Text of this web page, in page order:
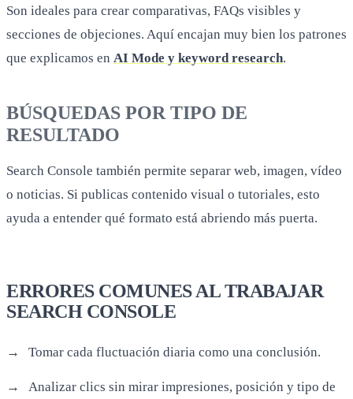
Son ideales para crear comparativas, FAQs visibles y
secciones de objeciones. Aquí encajan muy bien los patrones
que explicamos en AI Mode y keyword research.
BÚSQUEDAS POR TIPO DE
RESULTADO
Search Console también permite separar web, imagen, vídeo
o noticias. Si publicas contenido visual o tutoriales, esto
ayuda a entender qué formato está abriendo más puerta.
ERRORES COMUNES AL TRABAJAR
SEARCH CONSOLE
Tomar cada fluctuación diaria como una conclusión.
Analizar clics sin mirar impresiones, posición y tipo de